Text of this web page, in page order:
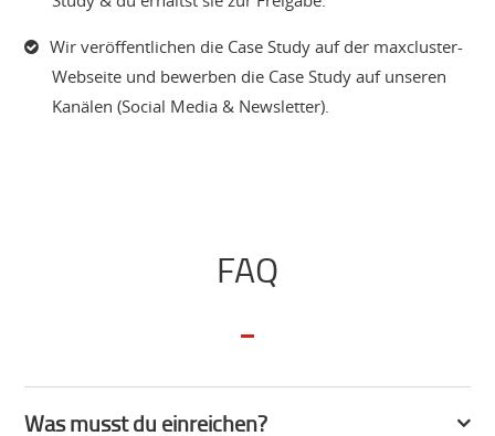
Wir veröffentlichen die Case Study auf der maxcluster-
Webseite und bewerben die Case Study auf unseren
Kanälen (Social Media & Newsletter).
FAQ
Was musst du einreichen?